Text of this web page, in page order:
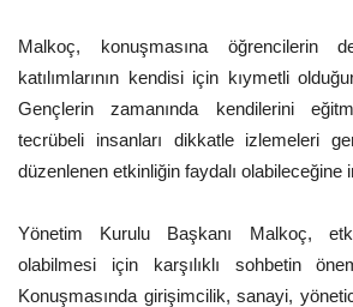
Malkoç, konuşmasına öğrencilerin
katılımlarının kendisi için kıymetli
Gençlerin zamanında kendilerini
tecrübeli insanları dikkatle izlemeleri
düzenlenen etkinliğin faydalı olabileceğine
Yönetim Kurulu Başkanı Malkoç,
olabilmesi için karşılıklı sohbetin
Konuşmasında girişimcilik, sanayi,